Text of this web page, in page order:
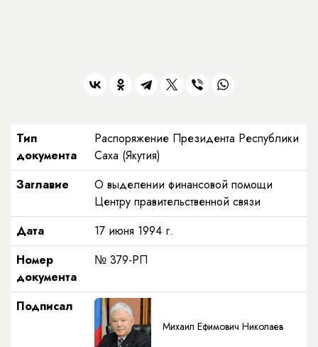
Тип
документа
Распоряжение Президента Республики
Саха (Якутия)
Заглавие
О выделении финансовой помощи
Центру правительственной связи
Дата
17 июня 1994 г.
Номер
документа
№ 379-РП
Подписал
Михаил Ефимович Николаев